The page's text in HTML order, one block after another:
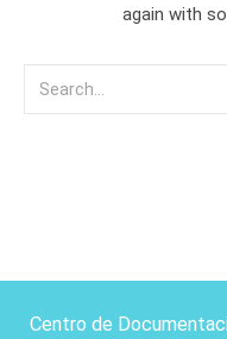
again with
Centro de